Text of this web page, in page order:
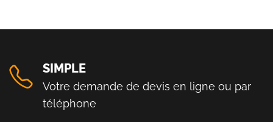
SIMPLE
Votre demande de devis en ligne ou par
téléphone